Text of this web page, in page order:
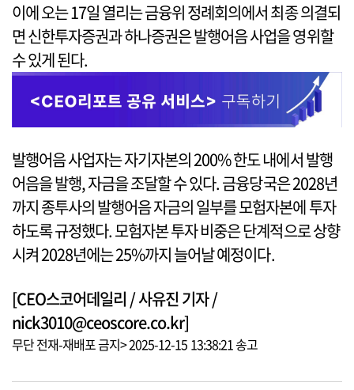
이에 오는 17일 열리는 금융위 정례회의에서 최종 의결되
면 신한투자증권과 하나증권은 발행어음 사업을 영위할
수 있게 된다.
발행어음 사업자는 자기자본의 200% 한도 내에서 발행
어음을 발행, 자금을 조달할 수 있다. 금융당국은 2028년
까지 종투사의 발행어음 자금의 일부를 모험자본에 투자
하도록 규정했다. 모험자본 투자 비중은 단계적으로 상향
시켜 2028년에는 25%까지 늘어날 예정이다.
[CEO스코어데일리 / 사유진 기자 /
nick3010@ceoscore.co.kr]
무단 전재-재배포 금지> 2025-12-15 13:38:21 송고